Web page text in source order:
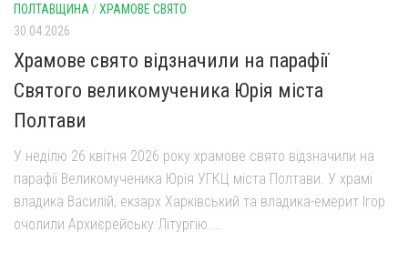
ПОЛТАВЩИНА /ХРАМОВЕ СВЯТО
30.04.2026
Храмове свято відзначили на парафії
Святого великомученика Юрія міста
Полтави
У неділю 26 квітня 2026 року храмове свято відзначили на
парафії Великомученика Юрія УГКЦ міста Полтави. У храмі
владика Василій, екзарх Харківський та владика-емерит Ігор
очолили Архиєрейську Літургію....